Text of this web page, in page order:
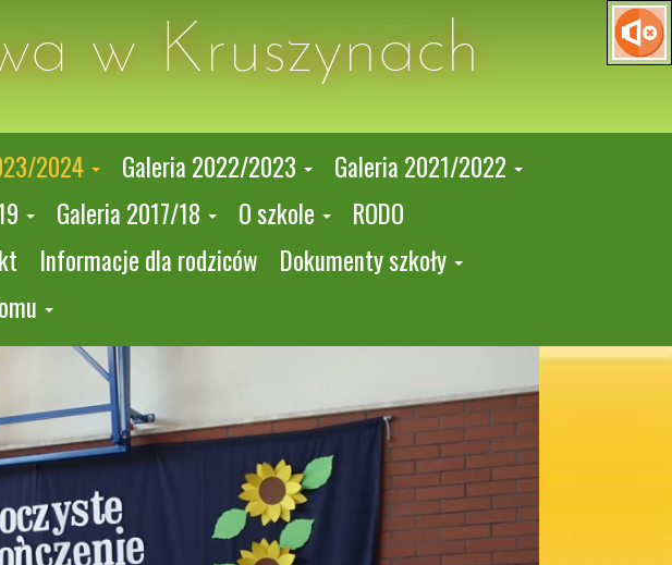
w Kruszynach
2024 Galeria 2022/2023
Galeria 2021/2022
Galeria 2017/18 O szkole
RODO
Informacje dla rodziców
Dokumenty szkoły